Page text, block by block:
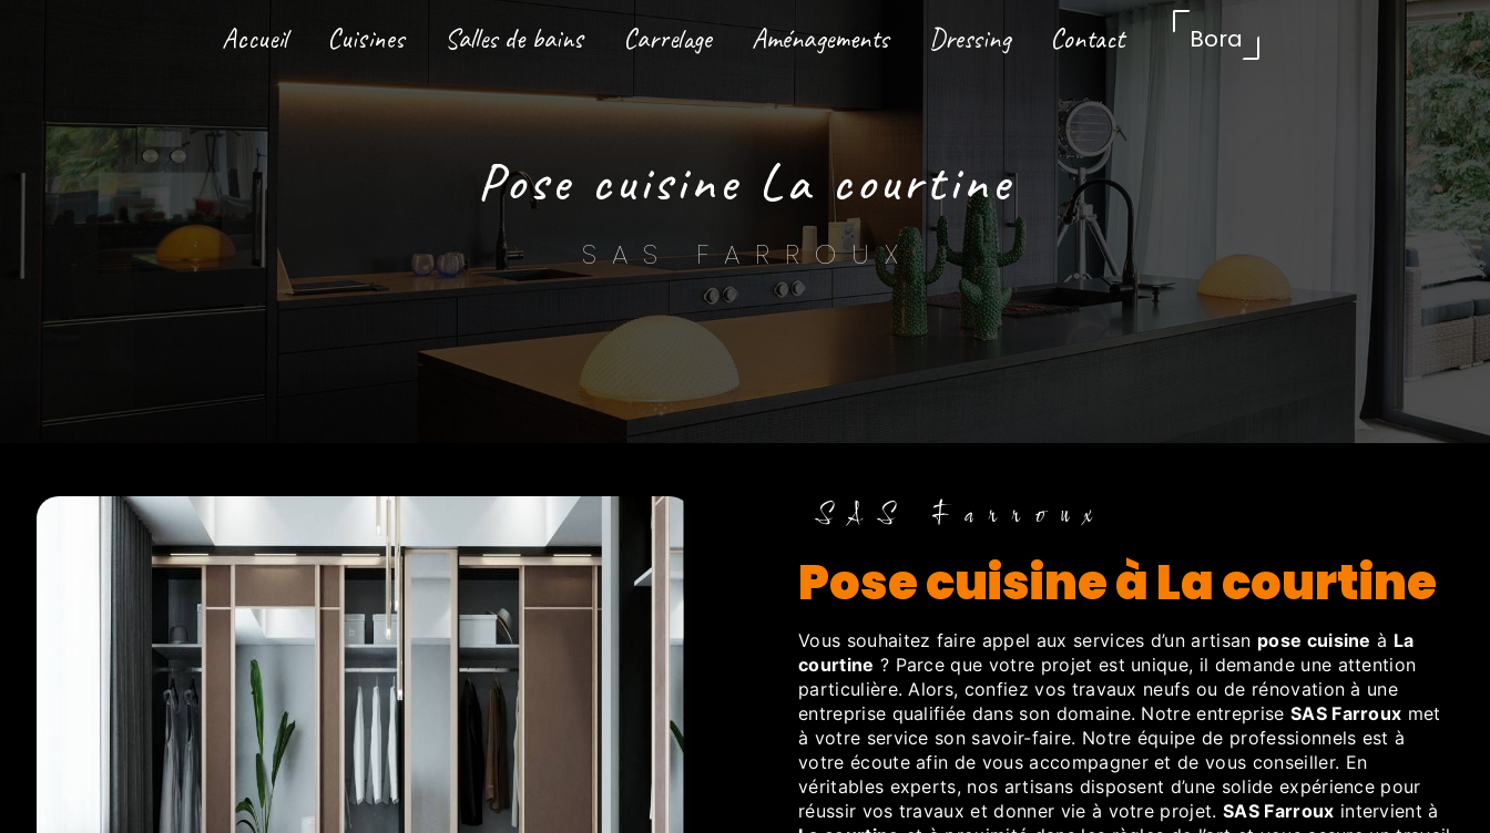
Accueil Cuisines Salles de bains Carrelage Aménagements Dressing Contact Bora
pose cuisine La courtine
SAS FARROUX
SAS Farroux
pose cuisine à La courtine
Vous souhaitez faire appel aux services d’un artisan pose cuisine à La
courtine ? Parce que votre projet est unique, il demande une attention
particulière. Alors, confiez vos travaux neufs ou de rénovation à une
entreprise qualifiée dans son domaine. Notre entreprise SAS Farroux met
à votre service son savoir-faire. Notre équipe de professionnels est à
votre écoute afin de vous accompagner et de vous conseiller. En
véritables experts, nos artisans disposent d’une solide expérience pour
réussir vos travaux et donner vie à votre projet.SAS Farroux intervient à